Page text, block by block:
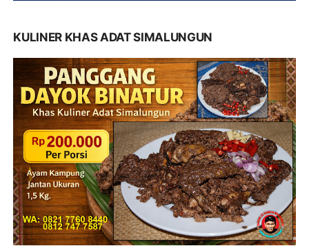
KULINER KHAS ADAT SIMALUNGUN